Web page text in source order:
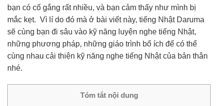
bạn có cố gắng rất nhiều, và bạn cảm thấy như mình bị
mắc kẹt. Vì lí do đó mà ở bài viết này, tiếng Nhật Daruma
sẽ cùng bạn đi sâu vào kỹ năng luyện nghe tiếng Nhật,
những phương pháp, những giáo trình bổ ích để có thể
cùng nhau cải thiện kỹ năng nghe tiếng Nhật của bản thân
nhé.
Tóm tắt nội dung